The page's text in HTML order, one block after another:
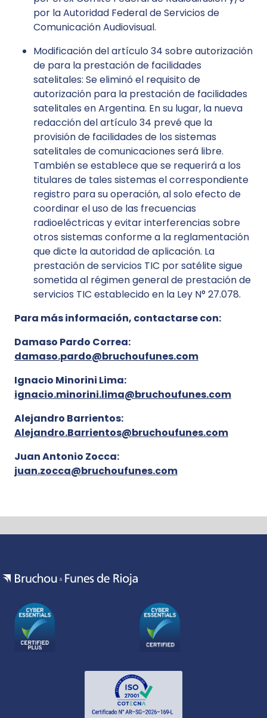
por la Autoridad Federal de Servicios de
Comunicación Audiovisual.
Modificación del artículo 34 sobre autorización
de para la prestación de facilidades
satelitales: Se eliminó el requisito de
autorización para la prestación de facilidades
satelitales en Argentina. En su lugar, la nueva
redacción del artículo 34 prevé que la
provisión de facilidades de los sistemas
satelitales de comunicaciones será libre.
También se establece que se requerirá a los
titulares de tales sistemas el correspondiente
registro para su operación, al solo efecto de
coordinar el uso de las frecuencias
radioeléctricas y evitar interferencias sobre
otros sistemas conforme a la reglamentación
que dicte la autoridad de aplicación. La
prestación de servicios TIC por satélite sigue
sometida al régimen general de prestación de
servicios TIC establecido en la Ley N° 27.078.
Para más información, contactarse con:
Damaso Pardo Correa:
damaso.pardo@bruchoufunes.com
Ignacio Minorini Lima:
ignacio.minorini.lima@bruchoufunes.com
Alejandro Barrientos:
Alejandro.Barrientos@bruchoufunes.com
Juan Antonio Zocca:
juan.zocca@bruchoufunes.com